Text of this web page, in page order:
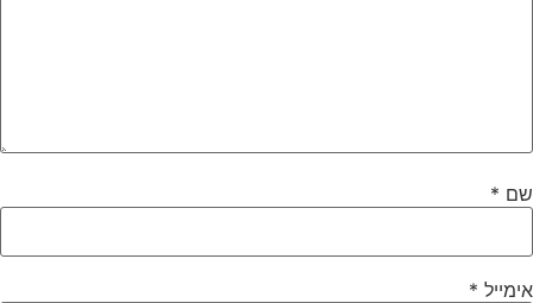
*
*